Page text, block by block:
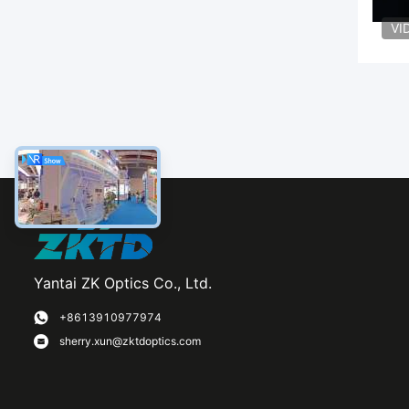
Yantai ZK Optics Co., Ltd.
+8613910977974
sherry.xun@zktdoptics.com